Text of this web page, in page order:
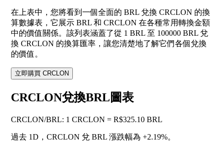
在上表中，您將看到一個全面的 BRL 兌換 CRCLON 的換
算數據表，它展示 BRL 和 CRCLON 在各種常用轉換金額
中的價值關係。該列表涵蓋了從 1 BRL 至 100000 BRL 兌
換 CRCLON 的換算匯率，讓您清楚地了解它們各個兌換
的價值。
立即購買 CRCLON
CRCLON兌換BRL圖表
CRCLON/BRL: 1 CRCLON = R$325.10 BRL
過去 1D，CRCLON 兌 BRL 漲跌幅為 +2.19%。